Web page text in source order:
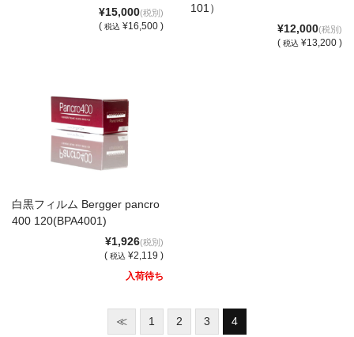
¥15,000(税別)
(税込 ¥16,500 )
101）
¥12,000(税別)
( 税込 ¥13,200 )
白黒フィルム Bergger pancro
400 120(BPA4001)
¥1,926(税別)
(税込 ¥2,119 )
入荷待ち
≪ 1 2 3 4